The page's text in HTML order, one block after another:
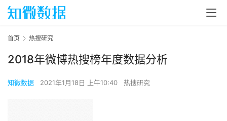
首页 热搜研究
2018年微博热搜榜年度数据分析
知微数据 2021年1月18日 上午10:40 热搜研究